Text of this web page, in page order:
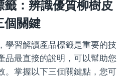
：辨識優質柳樹皮
個關鍵
學習解讀產品標籤是重要的技
品最直接的說明，可以幫助您
。掌握以下三個關鍵點，您可